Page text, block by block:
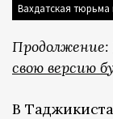
Вахдатская тюрьма
Продолжение:
свою версию
В